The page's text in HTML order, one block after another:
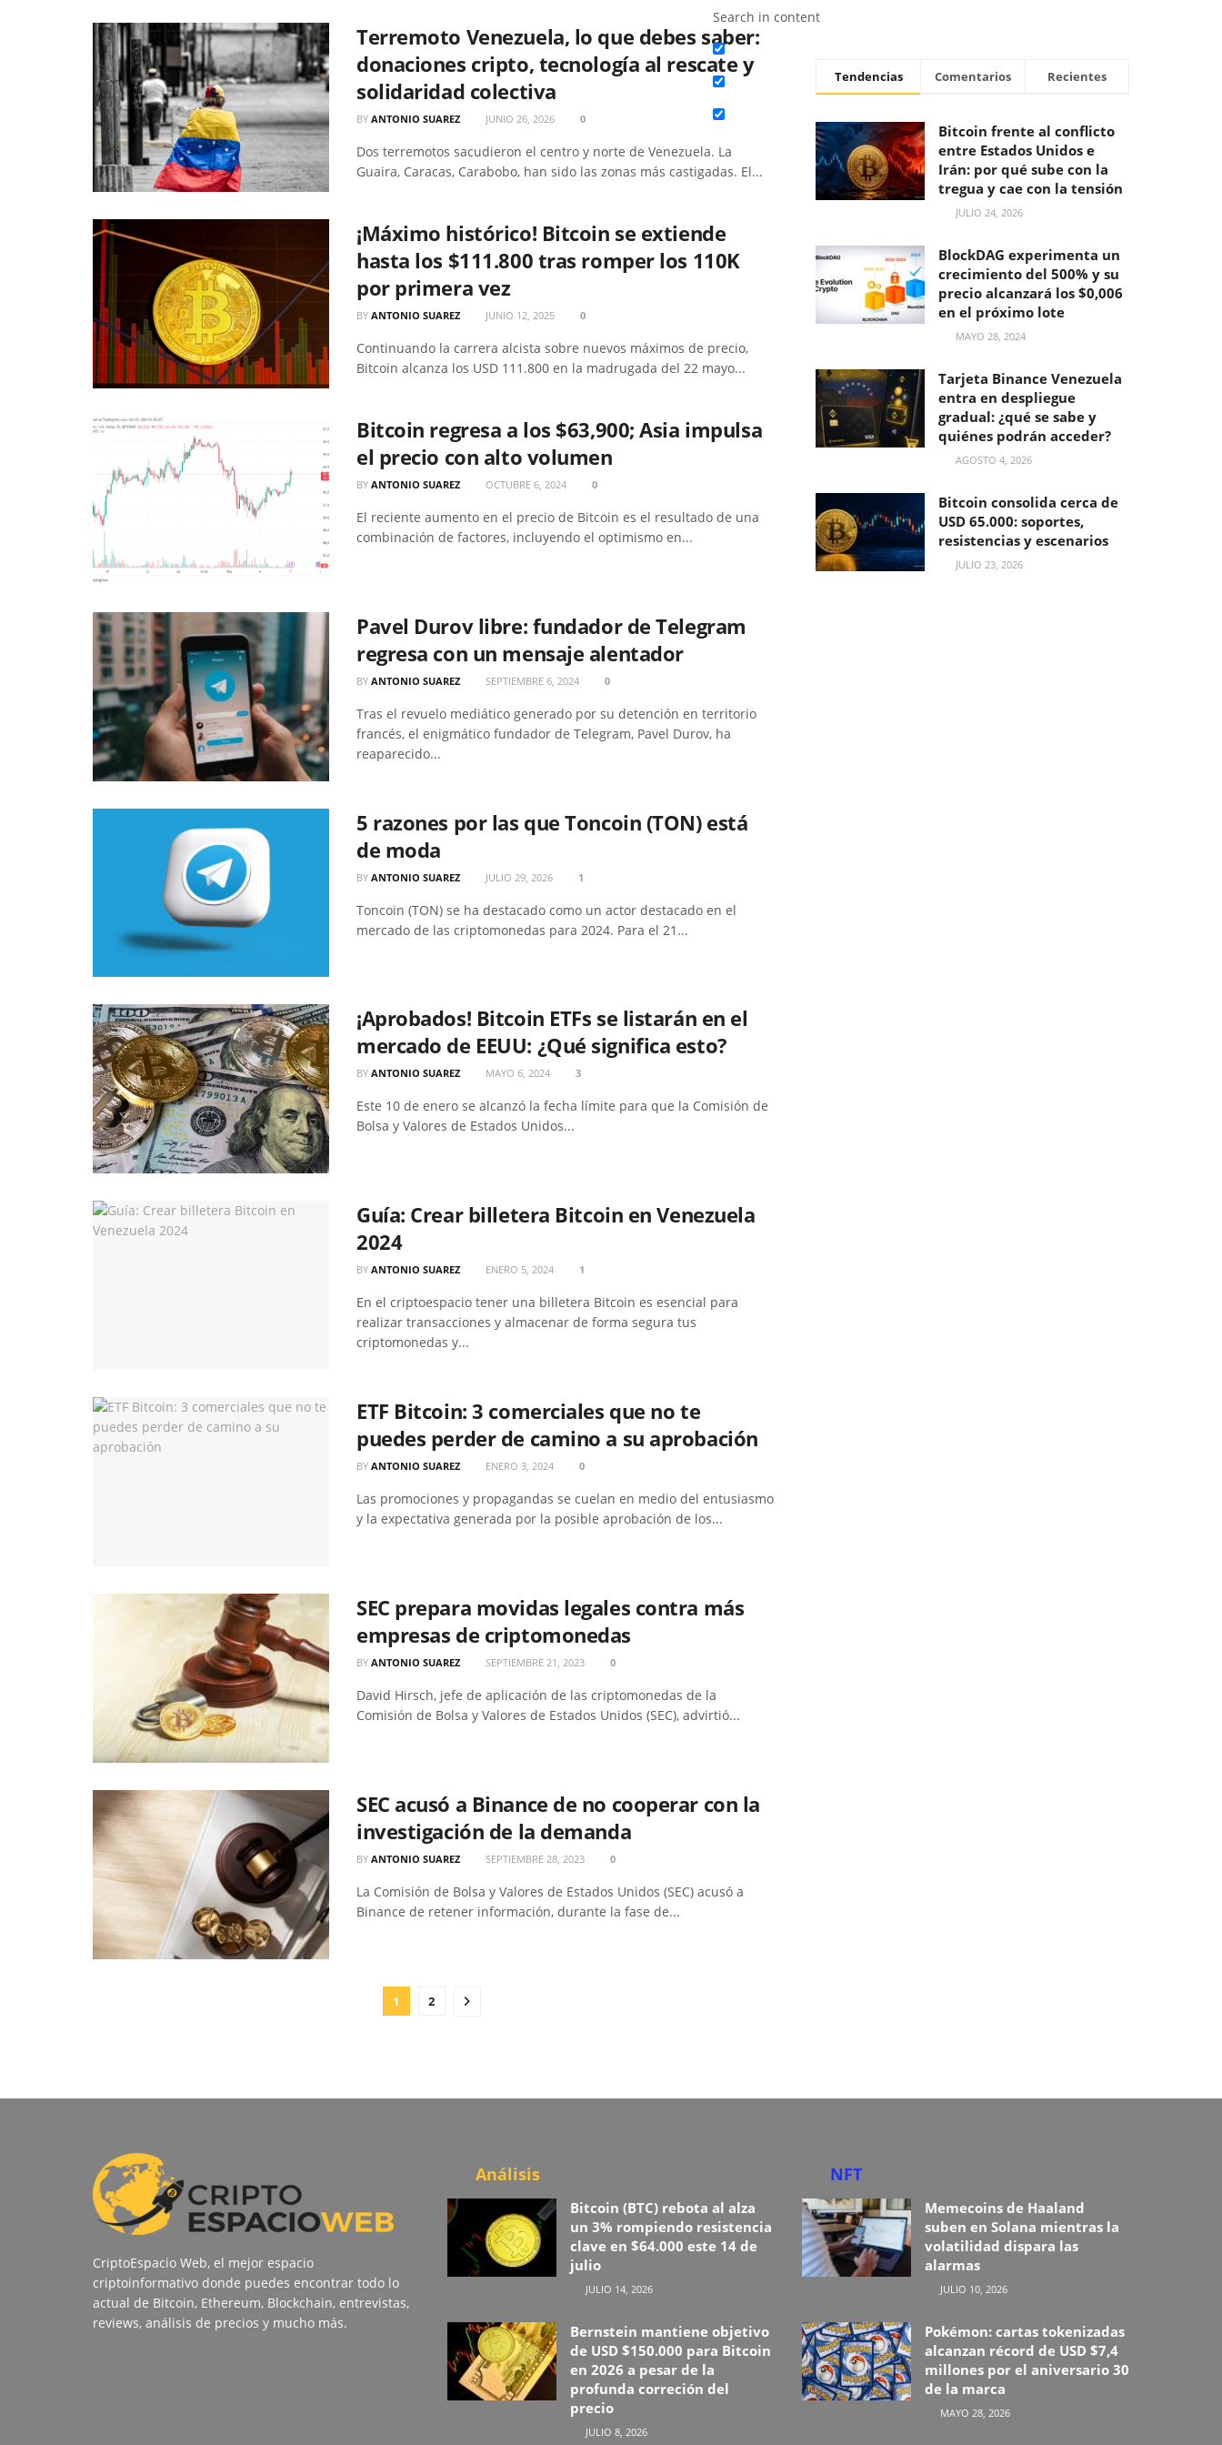
Search in content
Terremoto Venezuela, lo que debes saber:
donaciones cripto, tecnología al rescate y
solidaridad colectiva
BY ANTONIO SUAREZ JUNIO 26, 2026 0
Dos terremotos sacudieron el centro y norte de Venezuela. La
Guaira, Caracas, Carabobo, han sido las zonas más castigadas. El...
¡Máximo histórico! Bitcoin se extiende
hasta los $111.800 tras romper los 110K
por primera vez
BY ANTONIO SUAREZ JUNIO 12, 2025 0
Continuando la carrera alcista sobre nuevos máximos de precio,
Bitcoin alcanza los USD 111.800 en la madrugada del 22 mayo...
Bitcoin regresa a los $63,900; Asia impulsa
el precio con alto volumen
BY ANTONIO SUAREZ OCTUBRE 6, 2024 0
El reciente aumento en el precio de Bitcoin es el resultado de una
combinación de factores, incluyendo el optimismo en...
Pavel Durov libre: fundador de Telegram
regresa con un mensaje alentador
BY ANTONIO SUAREZ SEPTIEMBRE 6, 2024 0
Tras el revuelo mediático generado por su detención en territorio
francés, el enigmático fundador de Telegram, Pavel Durov, ha
reaparecido...
5 razones por las que Toncoin (TON) está
de moda
BY ANTONIO SUAREZ JULIO 29, 2026 1
Toncoin (TON) se ha destacado como un actor destacado en el
mercado de las criptomonedas para 2024. Para el 21...
¡Aprobados! Bitcoin ETFs se listarán en el
mercado de EEUU: ¿Qué significa esto?
BY ANTONIO SUAREZ MAYO 6, 2024 3
Este 10 de enero se alcanzó la fecha límite para que la Comisión de
Bolsa y Valores de Estados Unidos...
Guía: Crear billetera Bitcoin en Venezuela
2024
BY ANTONIO SUAREZ ENERO 5, 2024 1
En el criptoespacio tener una billetera Bitcoin es esencial para
realizar transacciones y almacenar de forma segura tus
criptomonedas y...
ETF Bitcoin: 3 comerciales que no te
puedes perder de camino a su aprobación
BY ANTONIO SUAREZ ENERO 3, 2024 0
Las promociones y propagandas se cuelan en medio del entusiasmo
y la expectativa generada por la posible aprobación de los...
SEC prepara movidas legales contra más
empresas de criptomonedas
BY ANTONIO SUAREZ SEPTIEMBRE 21, 2023 0
David Hirsch, jefe de aplicación de las criptomonedas de la
Comisión de Bolsa y Valores de Estados Unidos (SEC), advirtió...
SEC acusó a Binance de no cooperar con la
investigación de la demanda
BY ANTONIO SUAREZ SEPTIEMBRE 28, 2023 0
La Comisión de Bolsa y Valores de Estados Unidos (SEC) acusó a
Binance de retener información, durante la fase de...
1 2
Tendencias Comentarios Recientes
Bitcoin frente al conflicto
entre Estados Unidos e
Irán: por qué sube con la
tregua y cae con la tensión
JULIO 24, 2026
BlockDAG experimenta un
crecimiento del 500% y su
precio alcanzará los $0,006
en el próximo lote
MAYO 28, 2024
Tarjeta Binance Venezuela
entra en despliegue
gradual: ¿qué se sabe y
quiénes podrán acceder?
AGOSTO 4, 2026
Bitcoin consolida cerca de
USD 65.000: soportes,
resistencias y escenarios
JULIO 23, 2026
CriptoEspacio Web, el mejor espacio
criptoinformativo donde puedes encontrar todo lo
actual de Bitcoin, Ethereum, Blockchain, entrevistas,
reviews, análisis de precios y mucho más.
Análisis
Bitcoin (BTC) rebota al alza
un 3% rompiendo resistencia
clave en $64.000 este 14 de
julio
JULIO 14, 2026
Bernstein mantiene objetivo
de USD $150.000 para Bitcoin
en 2026 a pesar de la
profunda correción del
precio
JULIO 8, 2026
NFT
Memecoins de Haaland
suben en Solana mientras la
volatilidad dispara las
alarmas
JULIO 10, 2026
Pokémon: cartas tokenizadas
alcanzan récord de USD $7,4
millones por el aniversario 30
de la marca
MAYO 28, 2026